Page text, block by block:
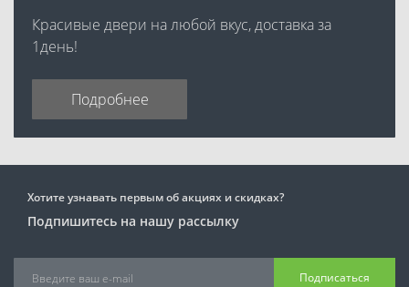
Красивые двери на любой вкус, доставка за
1день!
Подробнее
Хотите узнавать первым об акциях и скидках?
Подпишитесь на нашу рассылку
Подписаться